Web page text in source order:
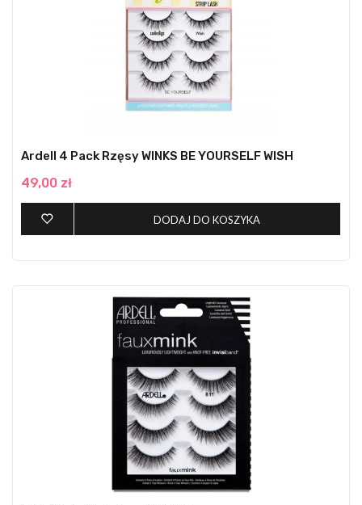
Ardell 4 Pack Rzęsy WINKS BE YOURSELF WISH
49,00 zł
DODAJ DO KOSZYKA